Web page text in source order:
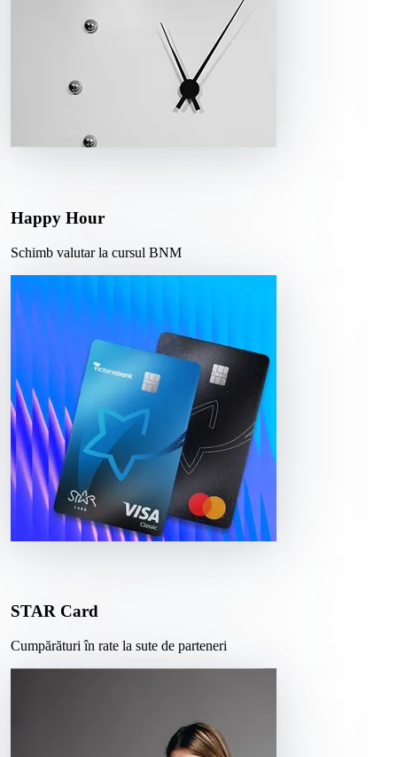
Happy Hour
Schimb valutar la cursul BNM
STAR Card
Cumpărături în rate la sute de parteneri